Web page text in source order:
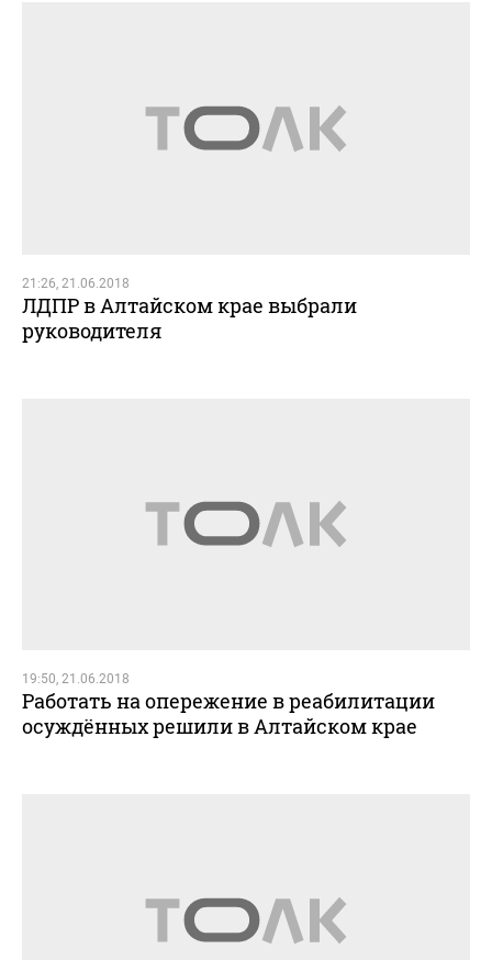
21:26, 21.06.2018
ЛДПР в Алтайском крае выбрали
руководителя
19:50, 21.06.2018
Работать на опережение в реабилитации
осуждённых решили в Алтайском крае